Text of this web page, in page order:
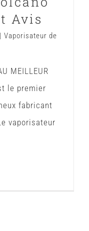
Avis
| Vaporisateur de
MEILLEUR
le premier
fabricant
vaporisateur